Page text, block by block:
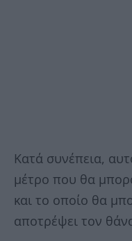
Κατά συνέπεια,
μέτρο που θα
και το οποίο θα
αποτρέψει τον